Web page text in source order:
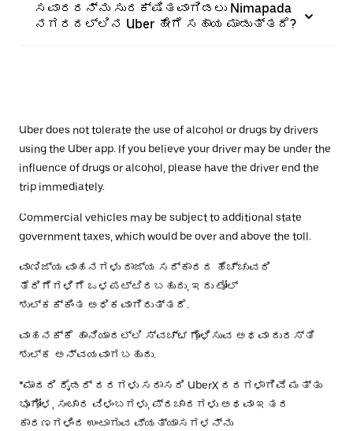
ಸವಾರರನ್ನು ಸುರಕ್ಷಿತವಾಗಿಡಲು Nimapada
ನಗರದಲ್ಲಿನ Uber ಹೇಗೆ ಸಹಾಯ ಮಾಡುತ್ತದೆ?
Uber does not tolerate the use of alcohol or drugs by drivers
using the Uber app. If you believe your driver may be under the
influence of drugs or alcohol, please have the driver end the
trip immediately.
Commercial vehicles may be subject to additional state
government taxes, which would be over and above the toll.
ವಾಣಿಜ್ಯ ವಾಹನಗಳು ರಾಜ್ಯ ಸರ್ಕಾರದ ಹೆಚ್ಚುವರಿ
ತೆರಿಗೆಗಳಿಗೆ ಒಳಪಟ್ಟಿರಬಹುದು, ಇದು ಟೋಲ್
ಶುಲ್ಕಕ್ಕಿಂತ ಅಧಿಕವಾಗಿರುತ್ತದೆ.
ವಾಹನಕ್ಕೆ ಹಾನಿಯಾದಲ್ಲಿ ಸ್ವಚ್ಛಗೊಳಿಸುವ ಅಥವಾ ದುರಸ್ತಿ
ಶುಲ್ಕ ಅನ್ವಯವಾಗಬಹುದು.
*ಮಾದರಿ ರೈಡರ್ ದರಗಳು ಸರಾಸರಿ UberX ದರಗಳಾಗಿವೆ ಮತ್ತು
ಭೂಗೋಳ, ಸಂಚಾರ ವಿಳಂಬಗಳು, ಪ್ರಚಾರಗಳು ಅಥವಾ ಇತರ
ಕಾರಣಗಳಿಂದ ಉಂಟಾಗುವ ವ್ಯತ್ಯಾಸಗಳನ್ನು